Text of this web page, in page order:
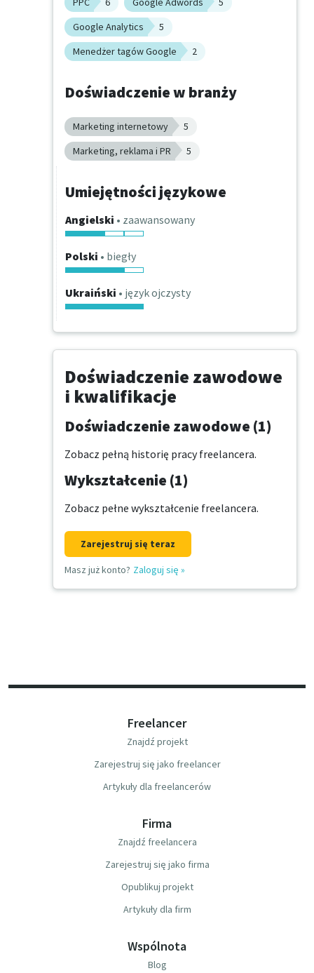
Google Analytics
5
Menedżer tagów Google
2
Doświadczenie w branży
Marketing internetowy
5
Marketing, reklama i PR
5
Umiejętności językowe
Angielski • zaawansowany
Polski • biegły
Ukraiński • język ojczysty
Doświadczenie zawodowe
i kwalifikacje
Doświadczenie zawodowe (1)
Zobacz pełną historię pracy freelancera.
Wykształcenie (1)
Zobacz pełne wykształcenie freelancera.
Zarejestruj się teraz
Masz już konto? Zaloguj się »
Freelancer
Znajdź projekt
Zarejestruj się jako freelancer
Artykuły dla freelancerów
Firma
Znajdź freelancera
Zarejestruj się jako firma
Opublikuj projekt
Artykuły dla firm
Wspólnota
Blog